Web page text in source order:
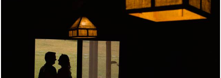
2542